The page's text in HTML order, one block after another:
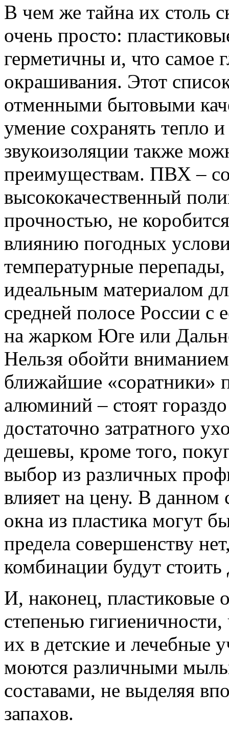
В чем же тайна их столь
очень просто:
герметичны и, что самое
окрашивания. Этот
отменными бытовыми
умение сохранять тепло
звукоизоляции также
преимуществам. ПВХ –
высококачественный
прочностью, не
влиянию погодных
температурные перепады,
идеальным материалом
средней полосе России
на жарком Юге или
Нельзя обойти
ближайшие «соратники»
алюминий – стоят
достаточно затратного
дешевы, кроме того,
выбор из различных
влияет на цену. В данном
окна из пластика могут
предела совершенству
комбинации будут
И, наконец, пластиковые
степенью гигиеничности,
их в детские и лечебные
моются различными
составами, не выделяя
запахов.